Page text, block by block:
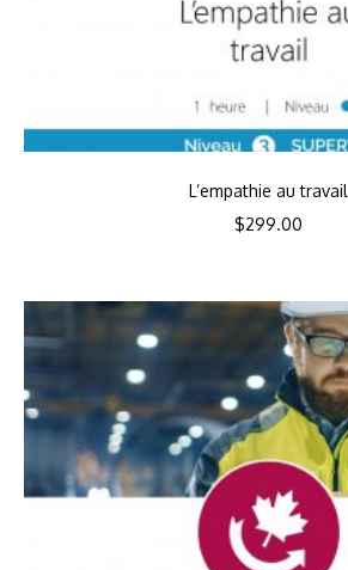
L’empathie au travail
$299.00